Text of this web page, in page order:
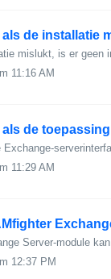
als de installatie
11:16 AM
als de
11:29 AM
12:37 PM